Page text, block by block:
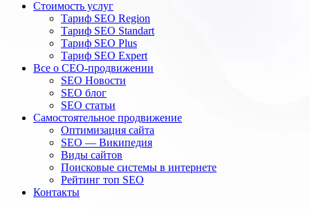
Стоимость услуг
Тариф SEO Region
Тариф SEO Standart
Тариф SEO Plus
Тариф SEO Expert
Все о СЕО-продвижении
SEO Новости
SEO блог
SEO статьи
Самостоятельное продвижение
Оптимизация сайта
SEO — Википедия
Виды сайтов
Поисковые системы в интернете
Рейтинг топ SEO
Контакты